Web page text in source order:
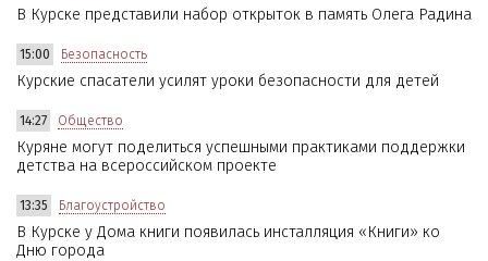
В Курске представили набор открыток в память Олега Радина
15:00 Безопасность
Курские спасатели усилят уроки безопасности для детей
14:27 Общество
Куряне могут поделиться успешными практиками поддержки
детства на всероссийском проекте
13:35 Благоустройство
В Курске у Дома книги появилась инсталляция «Книги» ко
Дню города